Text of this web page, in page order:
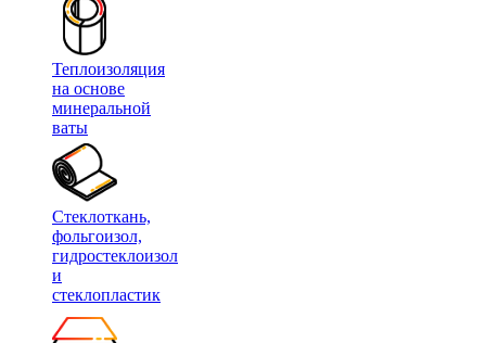
Теплоизоляция
на основе
минеральной
ваты
Стеклоткань,
фольгоизол,
гидростеклоизол
и
стеклопластик